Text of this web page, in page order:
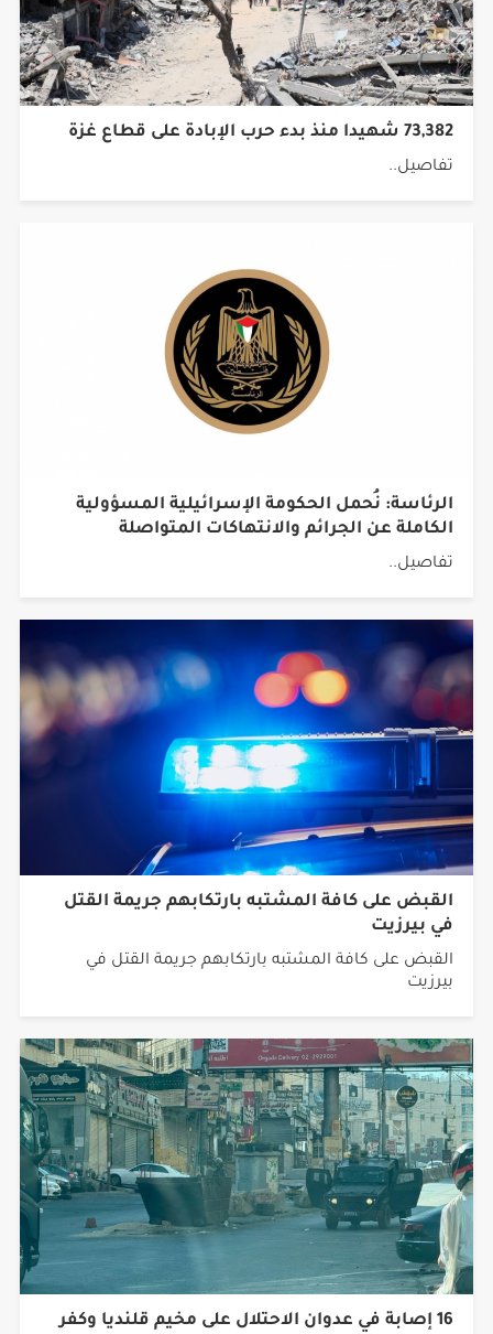
73,382 شهيدا منذ بدء حرب الإبادة على قطاع غزة
تفاصيل..
الرئاسة: نُحمل الحكومة الإسرائيلية المسؤولية
الكاملة عن الجرائم والانتهاكات المتواصلة
تفاصيل..
القبض على كافة المشتبه بارتكابهم جريمة القتل
في بيرزيت
القبض على كافة المشتبه بارتكابهم جريمة القتل في
بيرزيت
16 إصابة في عدوان الاحتلال على مخيم قلنديا وكفر